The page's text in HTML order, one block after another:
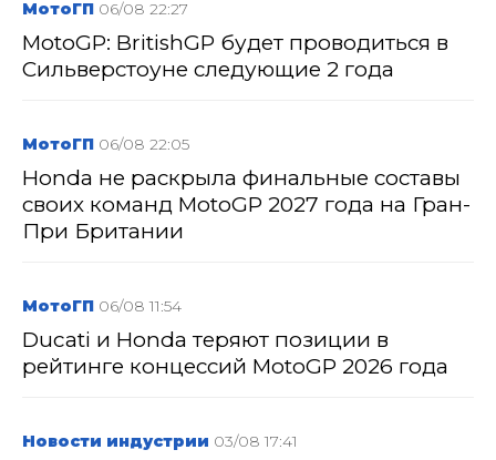
МотоГП 06/08 22:27
MotoGP: BritishGP будет проводиться в
Сильверстоуне следующие 2 года
МотоГП 06/08 22:05
Honda не раскрыла финальные составы
своих команд MotoGP 2027 года на Гран-
При Британии
МотоГП 06/08 11:54
Ducati и Honda теряют позиции в
рейтинге концессий MotoGP 2026 года
Новости индустрии 03/08 17:41